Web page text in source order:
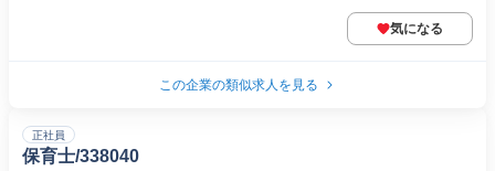
気になる
この企業の類似求人を見る
正社員
保育士/338040